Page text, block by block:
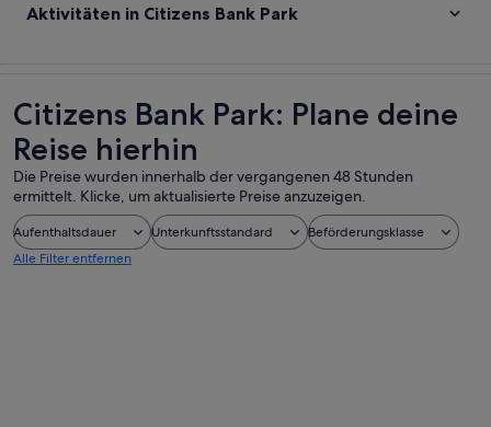
Aktivitäten in Citizens Bank Park
Citizens Bank Park: Plane deine
Reise hierhin
Die Preise wurden innerhalb der vergangenen 48 Stunden
ermittelt. Klicke, um aktualisierte Preise anzuzeigen.
Aufenthaltsdauer Unterkunftsstandard
Beförderungsklasse
Alle Filter entfernen